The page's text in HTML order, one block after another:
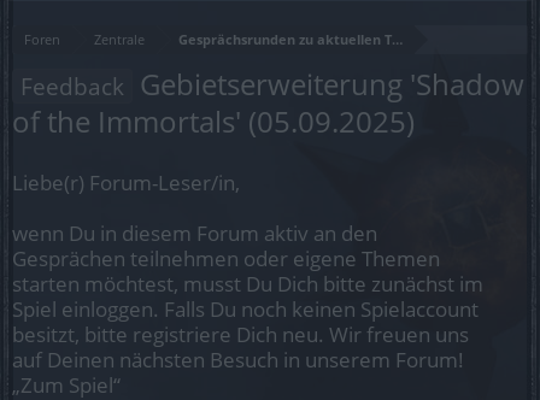
Foren Zentrale Gesprächsrunden zu aktuellen Themen
Feedback Gebietserweiterung 'Shadow
of the Immortals' (05.09.2025)
Liebe(r) Forum-Leser/in,
wenn Du in diesem Forum aktiv an den
Gesprächen teilnehmen oder eigene Themen
starten möchtest, musst Du Dich bitte zunächst im
Spiel einloggen. Falls Du noch keinen Spielaccount
besitzt, bitte registriere Dich neu. Wir freuen uns
auf Deinen nächsten Besuch in unserem Forum!
„Zum Spiel“